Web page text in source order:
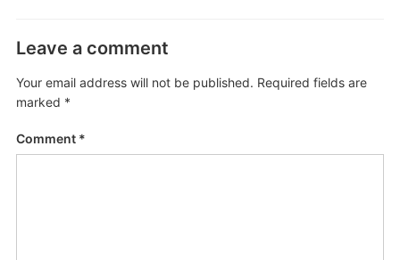
Leave a comment
Your email address will not be published. Required fields are
marked *
Comment *